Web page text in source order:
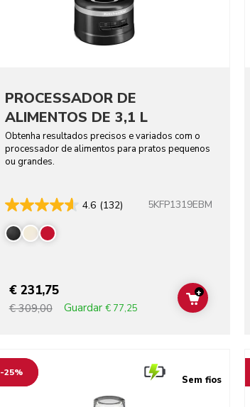
PROCESSADOR DE
ALIMENTOS DE 3,1 L
Obtenha resultados precisos e variados com o
processador de alimentos para pratos pequenos
ou grandes.
4.6 (132) 5KFP1319EBM
€ 231,75
€ 309,00 Guardar € 77,25 ADD TO
+
-25%
Sem fios